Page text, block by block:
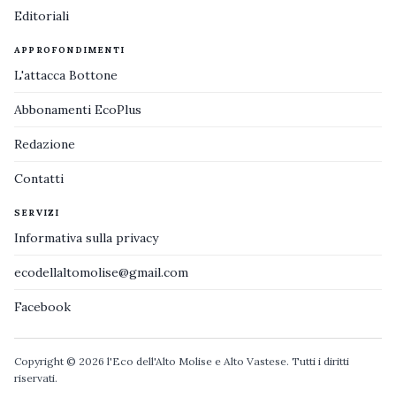
Editoriali
APPROFONDIMENTI
L'attacca Bottone
Abbonamenti EcoPlus
Redazione
Contatti
SERVIZI
Informativa sulla privacy
ecodellaltomolise@gmail.com
Facebook
Copyright © 2026 l'Eco dell'Alto Molise e Alto Vastese. Tutti i diritti
riservati.